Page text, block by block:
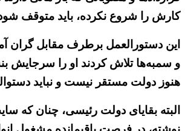
کارش را شروع نکرده، باید متوقف
این دستورالعمل برطرف مقابل گران
و سمبه‌ها تلاش کردند او را سرجایش
هنوز دولت مستقر نیست و نباید